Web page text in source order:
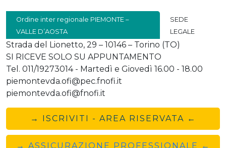
Ordine inter regionale PIEMONTE –
VALLE D’AOSTA
SEDE
LEGALE
Strada del Lionetto, 29 – 10146 – Torino (TO)
SI RICEVE SOLO SU APPUNTAMENTO
Tel. 011/19273014 - Martedì e Giovedì 16.00 - 18.00
piemontevda.ofi@pec.fnofi.it
piemontevda.ofi@fnofi.it
→ ISCRIVITI - AREA RISERVATA ←
→ ASSICURAZIONE PROFESSIONALE ←